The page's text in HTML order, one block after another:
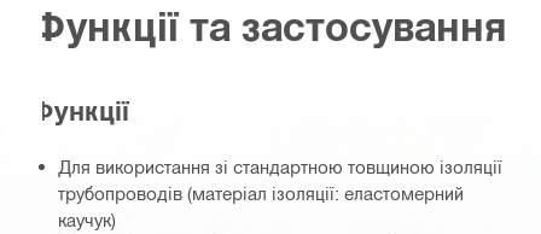
Функції та застосування
Функції
Для використання зі стандартною товщиною ізоляції
трубопроводів (матеріал ізоляції: еластомерний
каучук)